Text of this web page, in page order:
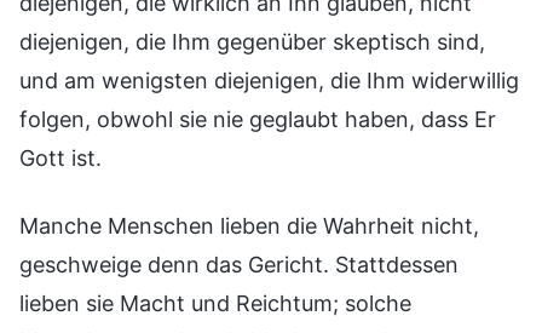
diejenigen, die Ihm gegenüber skeptisch sind,
und am wenigsten diejenigen, die Ihm widerwillig
folgen, obwohl sie nie geglaubt haben, dass Er
Gott ist.
Manche Menschen lieben die Wahrheit nicht,
geschweige denn das Gericht. Stattdessen
lieben sie Macht und Reichtum; solche